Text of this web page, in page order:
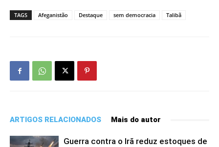
TAGS Afeganistão Destaque sem democracia Talibã
ARTIGOS RELACIONADOS Mais do autor
Guerra contra o Irã reduz estoques de